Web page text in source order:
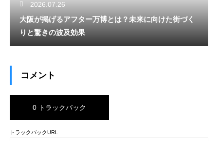
2026.07.26
大阪が掲げるアフター万博とは？未来に向けた街づく
りと驚きの波及効果
コメント
0 トラックバック
トラックバックURL